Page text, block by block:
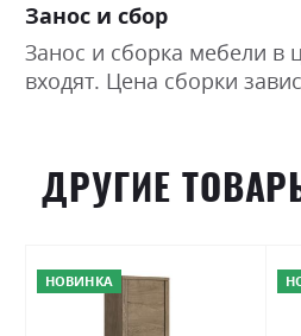
Занос и сбор
Занос и сборка мебели в
входят. Цена сборки
ДРУГИЕ
НОВИНКА